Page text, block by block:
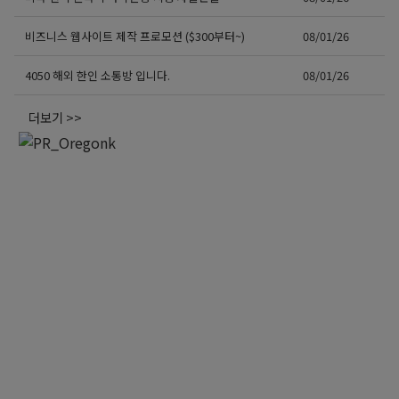
비즈니스 웹사이트 제작 프로모션 ($300부터~) 08/01/26
4050 해외 한인 소통방 입니다. 08/01/26
더보기 >>